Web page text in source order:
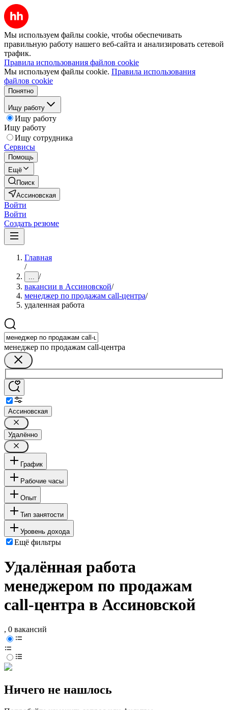
Мы используем файлы cookie, чтобы обеспечивать
правильную работу нашего веб-сайта и анализировать сетевой
трафик.
Правила использования файлов cookie
Мы используем файлы cookie. Правила использования
файлов cookie
Понятно
Ищу работу
Ищу работу
Ищу работу
Ищу сотрудника
Сервисы
Помощь
Ещё
Поиск
Ассиновская
Войти
Войти
Создать резюме
Главная
/
... /
вакансии в Ассиновской/
менеджер по продажам call-центра/
удаленная работа
менеджер по продажам call-центра
Ассиновская
Удалённо
График
Рабочие часы
Опыт
Тип занятости
Уровень дохода
Ещё фильтры
Удалённая работа
менеджером по продажам
call-центра в Ассиновской
, 0 вакансий
Ничего не нашлось